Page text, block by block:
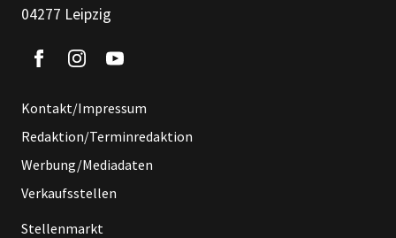
04277 Leipzig
Kontakt/Impressum
Redaktion/Terminredaktion
Werbung/Mediadaten
Verkaufsstellen
Stellenmarkt